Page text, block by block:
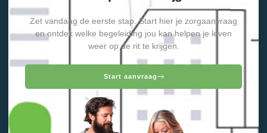
Zet vandaag de eerste stap. Start hier je zorgaanvraag
en ontdek welke begeleiding jou kan helpen je leven
weer op de rit te krijgen.
Start aanvraag